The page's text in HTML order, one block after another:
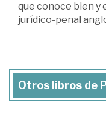
que conoce bien y
jurídico-penal
Otros libros de